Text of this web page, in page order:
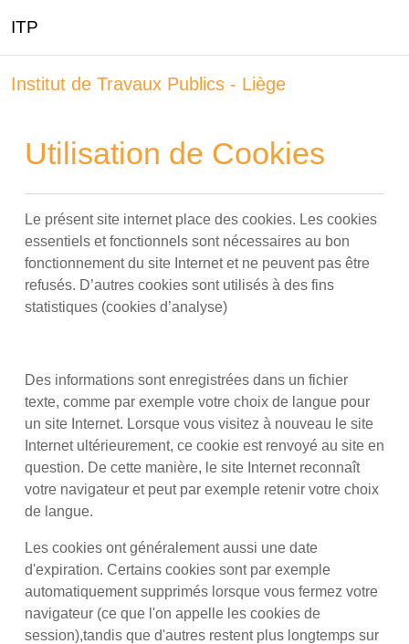
ITP
Institut de Travaux Publics - Liège
Utilisation de Cookies
Le présent site internet place des cookies. Les cookies
essentiels et fonctionnels sont nécessaires au bon
fonctionnement du site Internet et ne peuvent pas être
refusés. D’autres cookies sont utilisés à des fins
statistiques (cookies d’analyse)
Des informations sont enregistrées dans un fichier
texte, comme par exemple votre choix de langue pour
un site Internet. Lorsque vous visitez à nouveau le site
Internet ultérieurement, ce cookie est renvoyé au site en
question. De cette manière, le site Internet reconnaît
votre navigateur et peut par exemple retenir votre choix
de langue.
Les cookies ont généralement aussi une date
d'expiration. Certains cookies sont par exemple
automatiquement supprimés lorsque vous fermez votre
navigateur (ce que l'on appelle les cookies de
session),tandis que d'autres restent plus longtemps sur